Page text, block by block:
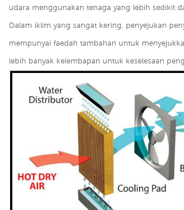
udara menggunakan tenaga yang lebih sedikit
Dalam iklim yang sangat kering, penyejukan
mempunyai faedah tambahan untuk
lebih banyak kelembapan untuk keselesaan